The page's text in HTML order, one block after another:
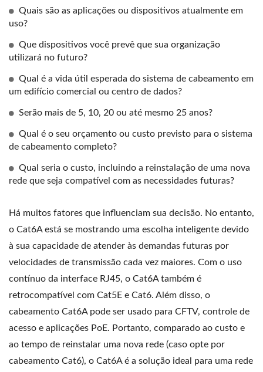
Quais são as aplicações ou dispositivos atualmente em
uso?
Que dispositivos você prevê que sua organização
utilizará no futuro?
Qual é a vida útil esperada do sistema de cabeamento em
um edifício comercial ou centro de dados?
Serão mais de 5, 10, 20 ou até mesmo 25 anos?
Qual é o seu orçamento ou custo previsto para o sistema
de cabeamento completo?
Qual seria o custo, incluindo a reinstalação de uma nova
rede que seja compatível com as necessidades futuras?
Há muitos fatores que influenciam sua decisão. No entanto,
o Cat6A está se mostrando uma escolha inteligente devido
à sua capacidade de atender às demandas futuras por
velocidades de transmissão cada vez maiores. Com o uso
contínuo da interface RJ45, o Cat6A também é
retrocompatível com Cat5E e Cat6. Além disso, o
cabeamento Cat6A pode ser usado para CFTV, controle de
acesso e aplicações PoE. Portanto, comparado ao custo e
ao tempo de reinstalar uma nova rede (caso opte por
cabeamento Cat6), o Cat6A é a solução ideal para uma rede